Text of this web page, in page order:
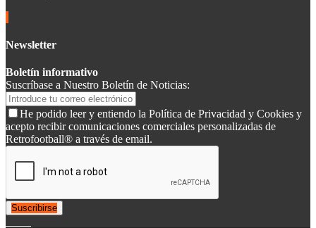
Newsletter
Boletín informativo
Suscríbase a Nuestro Boletín de Noticias:
He podido leer y entiendo la Política de Privacidad y Cookies y
acepto recibir comunicaciones comerciales personalizadas de
Retrofootball® a través de email.
Suscribirse